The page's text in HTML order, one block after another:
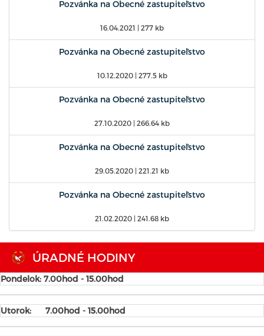
Pozvánka na Obecné zastupiteľstvo
16.04.2021 | 277 kb
Pozvánka na Obecné zastupiteľstvo
10.12.2020| 277.5 kb
Pozvánka na Obecné zastupiteľstvo
27.10.2020 | 266.64 kb
Pozvánka na Obecné zastupiteľstvo
29.05.2020 | 221.21 kb
Pozvánka na Obecné zastupiteľstvo
21.02.2020 | 241.68 kb
ÚRADNÉ HODINY
Pondelok: 7.00hod - 15.00hod
Utorok: 7.00hod - 15.00hod